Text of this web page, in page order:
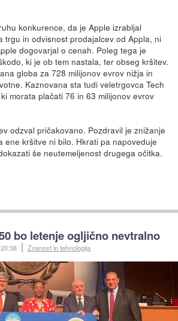
konkurence, da je Apple izrabljal
trgu in odvisnost prodajalcev od Appla, ni
dogovarjal o cenah. Poleg tega je
ki je ob tem nastala, ter obseg kršitev.
globa za 728 milijonov evrov nižja in
Kaznovana sta tudi veletrgovca Tech
morata plačati 76 in 63 milijonov evrov
odzval pričakovano. Pozdravil je znižanje
ene kršitve ni bilo. Hkrati pa napoveduje
še neutemeljenost drugega očitka.
bo letenje ogljično nevtralno
Znanost in tehnologija